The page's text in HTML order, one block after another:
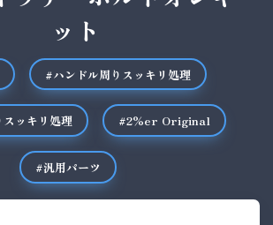
ット
#ハンドル周りスッキリ処理
ッキリ処理 #2%er Original
#汎用パーツ